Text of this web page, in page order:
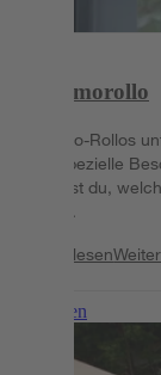
Thermorollo
Thermo-Rollos
ihre spezielle
erfährst du,
Weiterlesen
Weiterlesen